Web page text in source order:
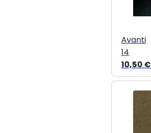
Avanti
14
10,50 €